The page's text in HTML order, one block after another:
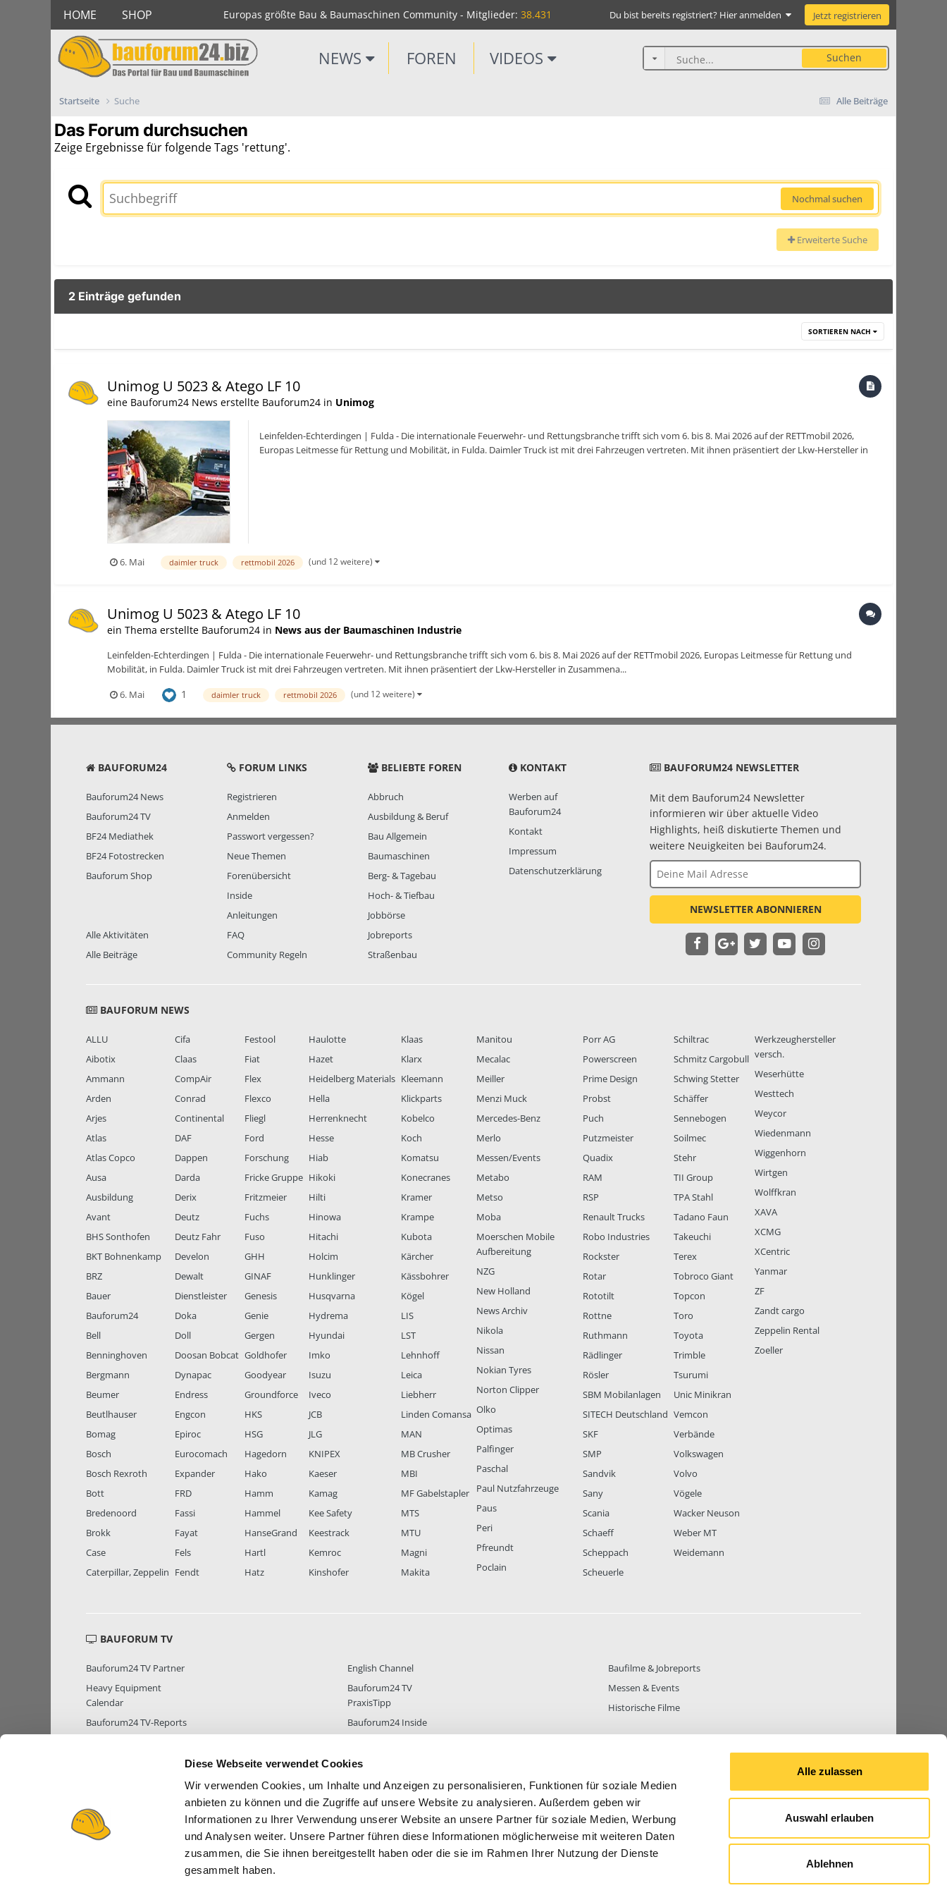
Diese Webseite verwendet Cookies
Wir verwenden Cookies, um Inhalte und Anzeigen zu personalisieren, Funktionen für soziale Medien
anbieten zu können und die Zugriffe auf unsere Website zu analysieren. Außerdem geben wir
Informationen zu Ihrer Verwendung unserer Website an unsere Partner für soziale Medien, Werbung
und Analysen weiter. Unsere Partner führen diese Informationen möglicherweise mit weiteren Daten
zusammen, die Sie ihnen bereitgestellt haben oder die sie im Rahmen Ihrer Nutzung der Dienste
gesammelt haben.
Alle zulassen
Auswahl erlauben
Ablehnen
HOME SHOP Europas größte Bau & Baumaschinen Community - Mitglieder: 38.431 Du bist bereits registriert? Hier anmelden Jetzt registrieren
NEWS FOREN VIDEOS Suchen
Alle Beiträge
Startseite Suche
Das Forum durchsuchen
Zeige Ergebnisse für folgende Tags 'rettung'.
Nochmal suchen
Erweiterte Suche
2 Einträge gefunden
SORTIEREN NACH
Unimog U 5023 & Atego LF 10
eine Bauforum24 News erstellte Bauforum24 in Unimog
Leinfelden-Echterdingen | Fulda - Die internationale Feuerwehr- und Rettungsbranche trifft sich vom 6. bis 8. Mai 2026 auf der RETTmobil 2026,
Europas Leitmesse für Rettung und Mobilität, in Fulda. Daimler Truck ist mit drei Fahrzeugen vertreten. Mit ihnen präsentiert der Lkw-Hersteller in
6. Mai daimler truck rettmobil 2026 (und 12 weitere)
Unimog U 5023 & Atego LF 10
ein Thema erstellte Bauforum24 in News aus der Baumaschinen Industrie
Leinfelden-Echterdingen | Fulda - Die internationale Feuerwehr- und Rettungsbranche trifft sich vom 6. bis 8. Mai 2026 auf der RETTmobil 2026, Europas Leitmesse für Rettung und
Mobilität, in Fulda. Daimler Truck ist mit drei Fahrzeugen vertreten. Mit ihnen präsentiert der Lkw-Hersteller in Zusammena...
6. Mai
1 daimler truck rettmobil 2026 (und 12 weitere)
BAUFORUM24
Bauforum24 News
Bauforum24 TV
BF24 Mediathek
BF24 Fotostrecken
Bauforum Shop
Alle Aktivitäten
Alle Beiträge
FORUM LINKS
Registrieren
Anmelden
Passwort vergessen?
Neue Themen
Forenübersicht
Inside
Anleitungen
FAQ
Community Regeln
BELIEBTE FOREN
Abbruch
Ausbildung & Beruf
Bau Allgemein
Baumaschinen
Berg- & Tagebau
Hoch- & Tiefbau
Jobbörse
Jobreports
Straßenbau
KONTAKT
Werben auf
Bauforum24
Kontakt
Impressum
Datenschutzerklärung
BAUFORUM24 NEWSLETTER
Mit dem Bauforum24 Newsletter
informieren wir über aktuelle Video
Highlights, heiß diskutierte Themen und
weitere Neuigkeiten bei Bauforum24.
NEWSLETTER ABONNIEREN
BAUFORUM NEWS
ALLU
Aibotix
Ammann
Arden
Arjes
Atlas
Atlas Copco
Ausa
Ausbildung
Avant
BHS Sonthofen
BKT Bohnenkamp
BRZ
Bauer
Bauforum24
Bell
Benninghoven
Bergmann
Beumer
Beutlhauser
Bomag
Bosch
Bosch Rexroth
Bott
Bredenoord
Brokk
Case
Caterpillar, Zeppelin
Cifa
Claas
CompAir
Conrad
Continental
DAF
Dappen
Darda
Derix
Deutz
Deutz Fahr
Develon
Dewalt
Dienstleister
Doka
Doll
Doosan Bobcat
Dynapac
Endress
Engcon
Epiroc
Eurocomach
Expander
FRD
Fassi
Fayat
Fels
Fendt
Festool
Fiat
Flex
Flexco
Fliegl
Ford
Forschung
Fricke Gruppe
Fritzmeier
Fuchs
Fuso
GHH
GINAF
Genesis
Genie
Gergen
Goldhofer
Goodyear
Groundforce
HKS
HSG
Hagedorn
Hako
Hamm
Hammel
HanseGrand
Hartl
Hatz
Haulotte
Hazet
Heidelberg Materials
Hella
Herrenknecht
Hesse
Hiab
Hikoki
Hilti
Hinowa
Hitachi
Holcim
Hunklinger
Husqvarna
Hydrema
Hyundai
Imko
Isuzu
Iveco
JCB
JLG
KNIPEX
Kaeser
Kamag
Kee Safety
Keestrack
Kemroc
Kinshofer
Klaas
Klarx
Kleemann
Klickparts
Kobelco
Koch
Komatsu
Konecranes
Kramer
Krampe
Kubota
Kärcher
Kässbohrer
Kögel
LIS
LST
Lehnhoff
Leica
Liebherr
Linden Comansa
MAN
MB Crusher
MBI
MF Gabelstapler
MTS
MTU
Magni
Makita
Manitou
Mecalac
Meiller
Menzi Muck
Mercedes-Benz
Merlo
Messen/Events
Metabo
Metso
Moba
Moerschen Mobile
Aufbereitung
NZG
New Holland
News Archiv
Nikola
Nissan
Nokian Tyres
Norton Clipper
Olko
Optimas
Palfinger
Paschal
Paul Nutzfahrzeuge
Paus
Peri
Pfreundt
Poclain
Porr AG
Powerscreen
Prime Design
Probst
Puch
Putzmeister
Quadix
RAM
RSP
Renault Trucks
Robo Industries
Rockster
Rotar
Rototilt
Rottne
Ruthmann
Rädlinger
Rösler
SBM Mobilanlagen
SITECH Deutschland
SKF
SMP
Sandvik
Sany
Scania
Schaeff
Scheppach
Scheuerle
Schiltrac
Schmitz Cargobull
Schwing Stetter
Schäffer
Sennebogen
Soilmec
Stehr
TII Group
TPA Stahl
Tadano Faun
Takeuchi
Terex
Tobroco Giant
Topcon
Toro
Toyota
Trimble
Tsurumi
Unic Minikran
Vemcon
Verbände
Volkswagen
Volvo
Vögele
Wacker Neuson
Weber MT
Weidemann
Werkzeughersteller
versch.
Weserhütte
Westtech
Weycor
Wiedenmann
Wiggenhorn
Wirtgen
Wolffkran
XAVA
XCMG
XCentric
Yanmar
ZF
Zandt cargo
Zeppelin Rental
Zoeller
BAUFORUM TV
Bauforum24 TV Partner
Heavy Equipment
Calendar
Bauforum24 TV-Reports
English Channel
Bauforum24 TV
PraxisTipp
Bauforum24 Inside
Baufilme & Jobreports
Messen & Events
Historische Filme
MITGLIEDER STATISTIK MITGLIEDER38.431 FOREN STATISTIK ALLE THEMEN BEITRÄGE GESAMT842.650
© 2026 Bauforum24.biz